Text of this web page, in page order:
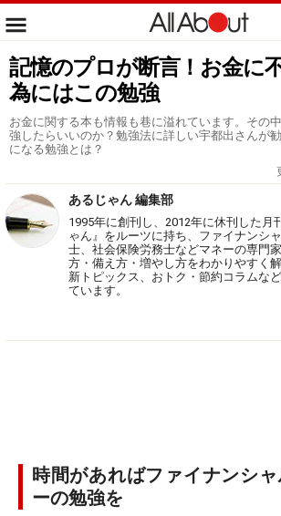
記憶のプロが断言！お金に
為にはこの勉強
お金に関する本も情報も巷に溢れています。その
強したらいいのか？勉強法に詳しい宇都出さんが
になる勉強とは？
あるじゃん 編集部
1995年に創刊し、2012年に休刊した月
ゃん』をルーツに持ち、ファイナンシ
士、社会保険労務士などマネーの専門
方・備え方・増やし方をわかりやすく
新トピックス、おトク・節約コラムな
ています。
時間があればファイナンシ
ーの勉強を